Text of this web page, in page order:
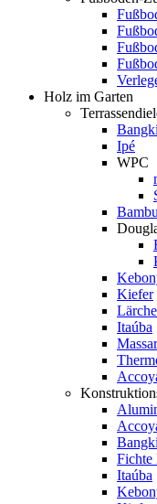
Holz im Garten
Ipé
WPC
Kiefer
Lärche
Itaúba
Fichte
Itaúba